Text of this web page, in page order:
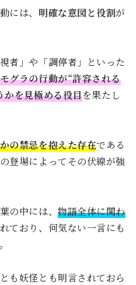
には、 明確な意図と役割が
者」や「調停者」といった
モグラの行動が“許容される
かを見極める役目を果たし
の禁忌を抱えた存在である
登場によってその伏線が強
の中には、物語全体に関わ
ており、何気ない一言にも
も妖怪とも明言されておら